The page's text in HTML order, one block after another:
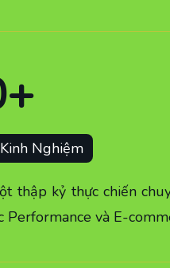
+
Nghiệm
thập kỷ thực chiến
Performance và E-